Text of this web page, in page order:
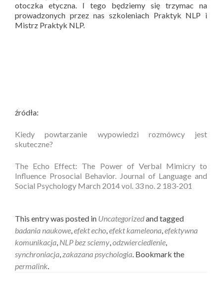
otoczka etyczna. I tego będziemy się trzymac na
prowadzonych przez nas szkoleniach Praktyk NLP i
Mistrz Praktyk NLP.
źródła:
Kiedy powtarzanie wypowiedzi rozmówcy jest
skuteczne?
The Echo Effect: The Power of Verbal Mimicry to
Influence Prosocial Behavior. Journal of Language and
Social Psychology March 2014 vol. 33 no. 2 183-201
This entry was posted in Uncategorizedand tagged
badania naukowe,efekt echo,efekt kameleona,efektywna
komunikacja, NLP bez sciemy,odzwierciedlenie,
synchroniacja,zakazana psychologia. Bookmark the
permalink.